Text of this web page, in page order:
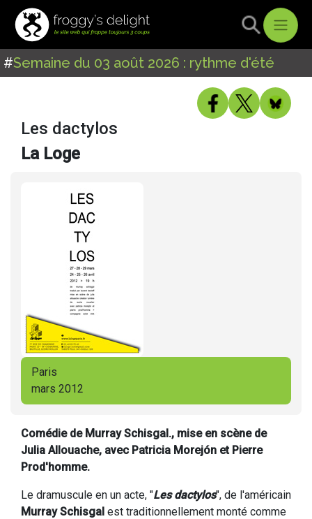
#Semaine du 03 août 2026 : rythme d'été
Les dactylos
La Loge
Paris
mars 2012
Comédie de Murray Schisgal., mise en scène de
Julia Allouache, avec Patricia Morejón et Pierre
Prod'homme.
Le dramuscule en un acte, "Les dactylos", de l'américain
Murray Schisgal est traditionnellement monté comme